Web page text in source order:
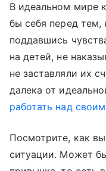
В идеальном мире
бы себя перед тем,
поддавшись
на детей, не
не заставляли их
далека от
работать над
Посмотрите, как
ситуации. Может